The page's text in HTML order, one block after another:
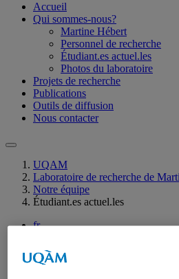
Accueil
Qui sommes-nous?
Martine Hébert
Personnel de recherche
Étudiant.es actuel.les
Photos du laboratoire
Projets de recherche
Publications
Outils de diffusion
Nous contacter
UQAM
Laboratoire de recherche de
Notre équipe
Étudiant.es actuel.les
fr
Accueil